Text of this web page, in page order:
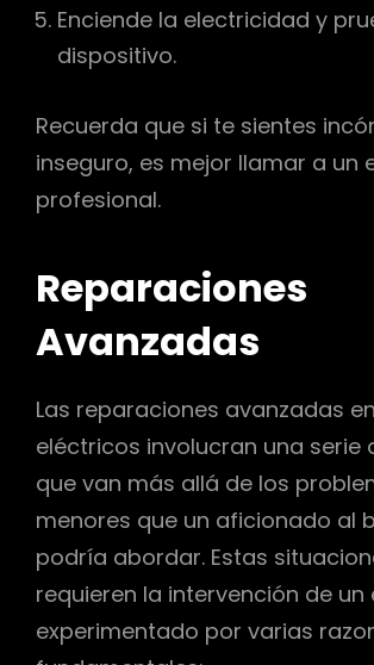
Enciende la electricidad y
dispositivo.
Recuerda que si te sientes
inseguro, es mejor llamar a un
profesional.
Reparaciones
Avanzadas
Las reparaciones avanzadas
eléctricos involucran una serie
que van más allá de los
menores que un aficionado al
podría abordar. Estas
requieren la intervención de
experimentado por varias